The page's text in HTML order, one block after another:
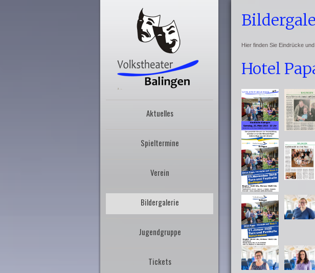
Aktuelles
Spieltermine
Verein
Bildergalerie
Jugendgruppe
Tickets
Hier finden Sie Eindrücke
Hotel